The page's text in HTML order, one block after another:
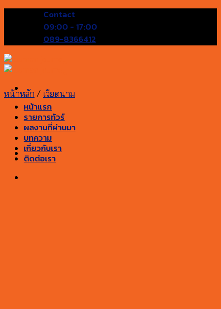
Contact
09:00 - 17:00
089-8366412
หน้าแรก
รายการทัวร์
ผลงานที่ผ่านมา
บทความ
เกี่ยวกับเรา
ติดต่อเรา
หน้าหลัก / เวียดนาม